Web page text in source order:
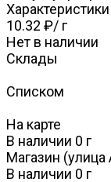
Характеристики
10.32 ₽/ г
Нет в наличии
Склады
Списком
На карте
В наличии 0 г
Магазин
В наличии 0 г